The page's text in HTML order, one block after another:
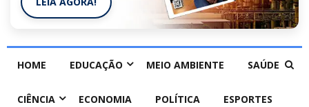
HOME EDUCAÇÃO MEIO AMBIENTE SAÚDE
CIÊNCIA ECONOMIA POLÍTICA ESPORTES